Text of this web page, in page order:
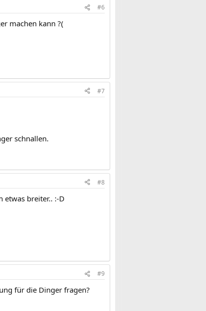
#6
machen kann ?(
#7
schnallen.
#8
etwas breiter.. :-D
#9
für die Dinger fragen?